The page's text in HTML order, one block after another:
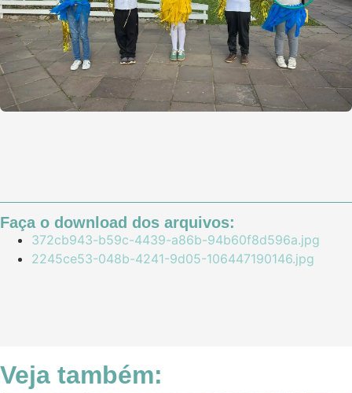
Faça o download dos arquivos:
372cb943-b59c-4439-a86b-94b60f8d596a.jpg
2245ce53-048b-4241-9d05-106447190146.jpg
Veja também: